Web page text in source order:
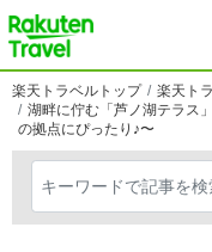
楽天トラベルトップ 楽天ト
湖畔に佇む「芦ノ湖テラス
の拠点にぴったり♪〜